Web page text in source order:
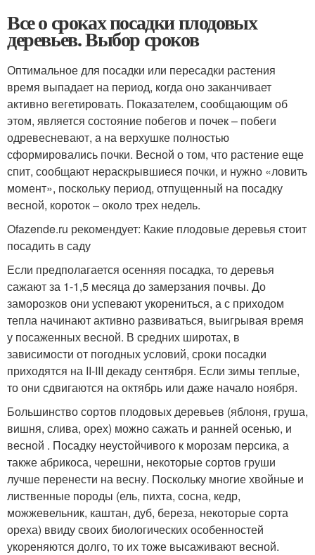
Все о сроках посадки плодовых
деревьев. Выбор сроков
Оптимальное для посадки или пересадки растения
время выпадает на период, когда оно заканчивает
активно вегетировать. Показателем, сообщающим об
этом, является состояние побегов и почек – побеги
одревесневают, а на верхушке полностью
сформировались почки. Весной о том, что растение еще
спит, сообщают нераскрывшиеся почки, и нужно «ловить
момент», поскольку период, отпущенный на посадку
весной, короток – около трех недель.
Ofazende.ru рекомендует: Какие плодовые деревья стоит
посадить в саду
Если предполагается осенняя посадка, то деревья
сажают за 1-1,5 месяца до замерзания почвы. До
заморозков они успевают укорениться, а с приходом
тепла начинают активно развиваться, выигрывая время
у посаженных весной. В средних широтах, в
зависимости от погодных условий, сроки посадки
приходятся на II-III декаду сентября. Если зимы теплые,
то они сдвигаются на октябрь или даже начало ноября.
Большинство сортов плодовых деревьев (яблоня, груша,
вишня, слива, орех) можно сажать и ранней осенью, и
весной . Посадку неустойчивого к морозам персика, а
также абрикоса, черешни, некоторые сортов груши
лучше перенести на весну. Поскольку многие хвойные и
лиственные породы (ель, пихта, сосна, кедр,
можжевельник, каштан, дуб, береза, некоторые сорта
ореха) ввиду своих биологических особенностей
укореняются долго, то их тоже высаживают весной.